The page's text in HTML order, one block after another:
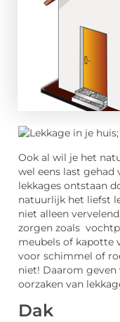
Ook al wil je het
wel eens last gehad
lekkages ontstaan
natuurlijk het liefst
niet alleen
zorgen zoals
meubels of kapotte
voor schimmel of
niet! Daarom
oorzaken van
Dak